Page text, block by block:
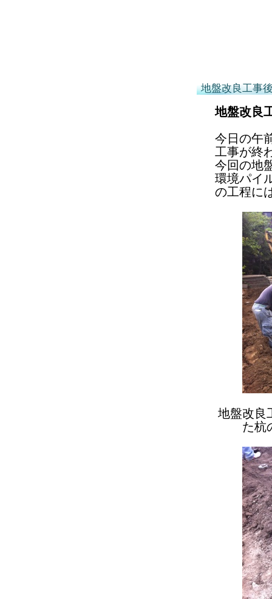
地盤改良工事
地盤改良
今日の午
工事が終
今回の地
環境パイ
の工程に
地盤改良
た杭